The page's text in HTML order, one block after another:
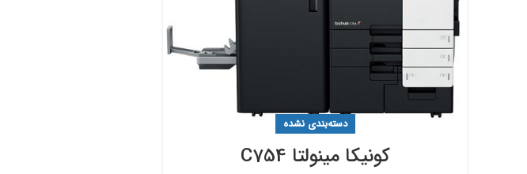
دسته‌بندی نشده
کونیکا مینولتا C754